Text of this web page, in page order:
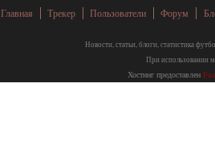
Главная Трекер Пользователи Форум
Новости, статьи, блоги, статистика
При использовании
Хостинг предоставлен